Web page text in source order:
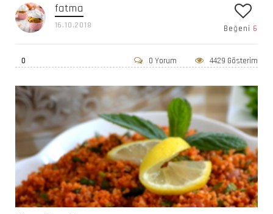
fatma
16.10.2018 Beğeni 6
0 4429 Gösterim
0 Yorum